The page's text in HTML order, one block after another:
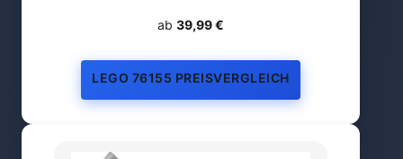
ab 39,99 €
LEGO 76155 PREISVERGLEICH